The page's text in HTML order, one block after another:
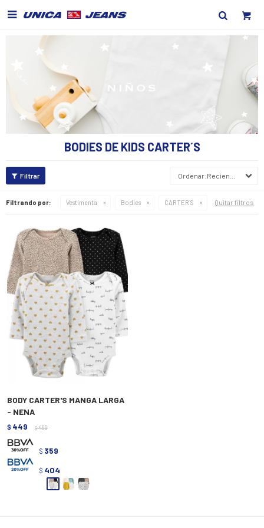

BODIES DE KIDS CARTER´S
Recientes
Filtrando por: Vestimenta Bodies CARTER´S Quitar filtros
BODY CARTER'S MANGA LARGA
- NENA
$ 449 $ 499
$ 359
$ 404